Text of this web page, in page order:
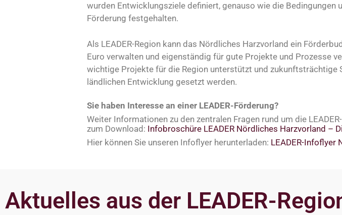
wurden Entwicklungsziele definiert, genauso wie die Bedingungen
Förderung festgehalten.
Als LEADER-Region kann das Nördliches Harzvorland ein
Euro verwalten und eigenständig für gute Projekte und Prozesse
wichtige Projekte für die Region unterstützt und zukunftsträchtige
ländlichen Entwicklung gesetzt werden.
Sie haben Interesse an einer LEADER-Förderung?
Weiter Informationen zu den zentralen Fragen rund um die
zum Download: Infobroschüre LEADER Nördliches Harzvorland –
Hier können Sie unseren Infoflyer herunterladen: LEADER-Infoflyer
Aktuelles aus der LEADER-